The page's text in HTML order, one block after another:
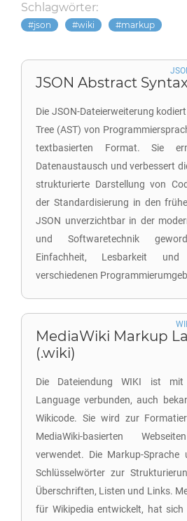
Schlagwörter:
json wiki markup
JSON Abstract
Die JSON-Dateierweiterung
Tree (AST) von
textbasierten Format. Sie
Datenaustausch und verbessert
strukturierte Darstellung von
der Standardisierung in den
JSON unverzichtbar in der
und Softwaretechnik
Einfachheit, Lesbarkeit
verschiedenen
MediaWiki Markup
(.wiki)
Die Dateiendung WIKI ist mit
Language verbunden, auch
Wikicode. Sie wird zur
MediaWiki-basierten
verwendet. Die Markup-
Schlüsselwörter zur
Überschriften, Listen und Links.
für Wikipedia entwickelt, hat